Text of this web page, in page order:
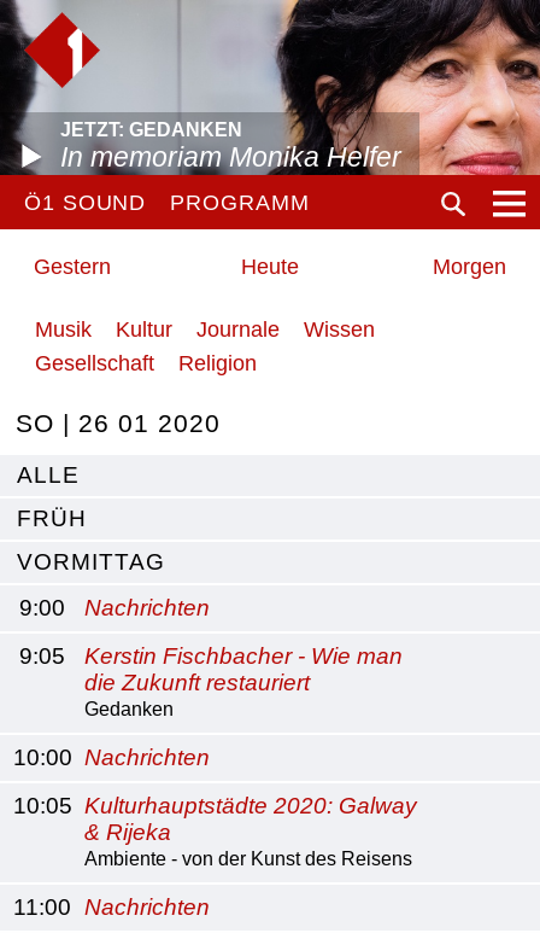
JETZT: GEDANKEN
In memoriam Monika Helfer
Ö1 SOUND PROGRAMM
Gestern Heute Morgen
Musik Kultur Journale
Wissen
Gesellschaft
Religion
SO | 26 01 2020
ALLE
FRÜH
VORMITTAG
9:00
Nachrichten
9:05
Kerstin Fischbacher - Wie man
die Zukunft restauriert
Gedanken
10:00 Nachrichten
10:05 Kulturhauptstädte 2020: Galway
& Rijeka
Ambiente - von der Kunst des Reisens
11:00 Nachrichten